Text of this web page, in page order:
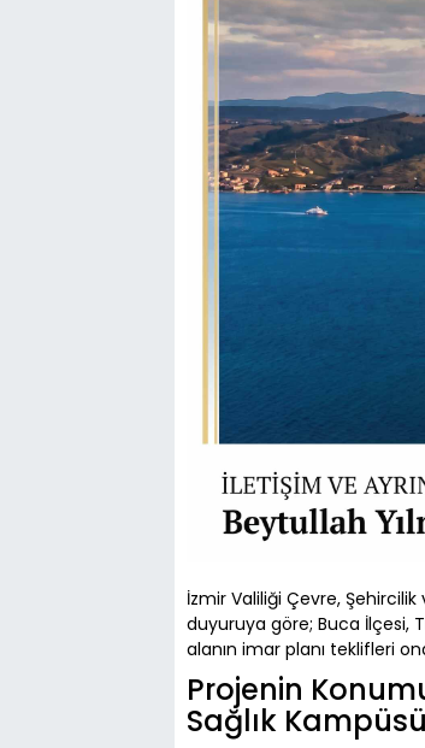
İzmir Valiliği Çevre,
duyuruya göre; Buca İlçesi,
alanın imar planı teklifleri
Projenin
Sağlık